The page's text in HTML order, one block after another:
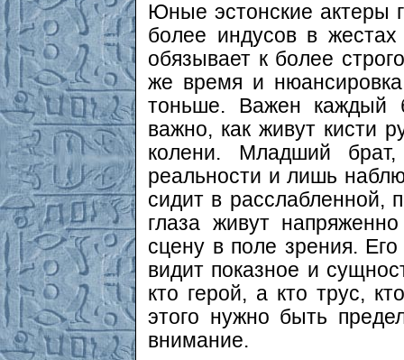
Юные эстонские актеры
более индусов в
обязывает к более
же время и
тоньше. Важен каждый
важно, как живут кисти
колени. Младший
реальности и лишь
сидит в расслабленной,
глаза живут
сцену в поле зрения.
видит показное и
кто герой, а кто трус,
этого нужно быть
внимание.